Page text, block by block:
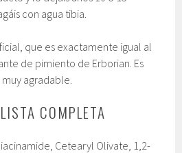
con agua tibia.
que es exactamente igual al
de pimiento de Erborian. Es
agradable.
COMPLETA
Cetearyl Olivate, 1,2-